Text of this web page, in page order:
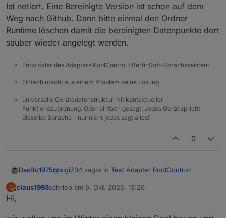
poolcontrol.0
poolcontrol.0 2025-10-06 11:26:52.286 info
State value toset for
"poolcontrol.0.runtime.total"
has to be
type
"string"
poolcontrol.0 2025-10-06 11:25:52.274 info
"poolcontrol.0.runtime.today"has to betype
"number"but receivedtype "string"
State value toset for
"poolcontrol.0.runtime.total"has to betype
"number"but receivedtype "string"
poolcontrol.0 2025-10-06 11:24:52.259 info
State value toset for
Ist notiert. Eine Bereinigte Version ist schon auf dem
Weg nach Github. Dann bitte einmal den Ordner
Runtime löschen damit die bereinigten Datenpunkte dort
sauber wieder angelegt werden.
Entwickler des Adapters PoolControl / BertinSoft-Sprachassistent
Einfach macht aus einem Problem keine Lösung
universelle Gerätedatenstruktur mit kontextueller
Funktionszuordnung. Oder einfach gesagt: Jedes Gerät spricht
dieselbe Sprache - nur nicht jedes sagt alles!
0
DasBo1975@sigi234 sagte in Test Adapter PoolControl:
C claus1993schrieb am 6. Okt. 2025, 13:26
zuletzt editiert von
Hi,